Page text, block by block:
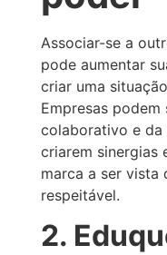
Associar-se a
pode aumentar
criar uma
Empresas
colaborativo e da
criarem sinergias
marca a ser vista
respeitável.
2.